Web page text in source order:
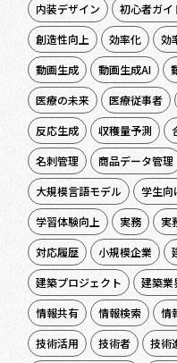
内装デザイン
初心者ガイ
創造性向上
効率化 効
動画生成
動画生成AI
医療の未来
医療従事者
反応生成
収穫量予測
名刺管理
商品データ管理
大規模言語モデル
学生向
学習体験向上
実務 実
対応履歴
小規模企業
建築プロジェクト
建築業
情報共有
情報検索 情
技術活用
技術者 技術